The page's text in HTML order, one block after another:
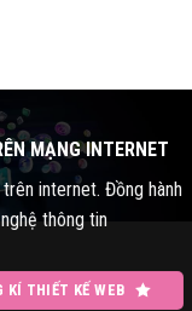
MẠNG INTERNET
internet. Đồng hành
thông tin
KÍ THIẾT KẾ WEB